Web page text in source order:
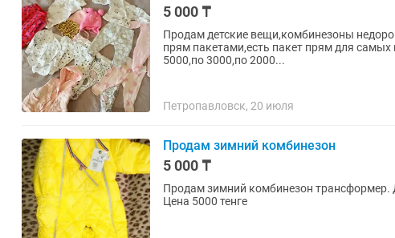
5 000 ₸
Продам детские вещи,комбинезоны
прям пакетами,есть пакет прям для
5000,по 3000,по 2000...
Петропавловск, 20 июля
Продам зимний комбинезон
5 000 ₸
Продам зимний комбинезон трансформер.
Цена 5000 тенге